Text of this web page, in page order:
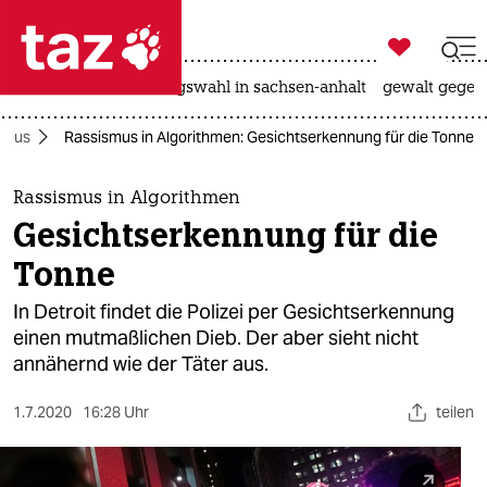
 taz zahl ich
taz zahl ich
themen
politik
öko
gesellschaft
sport

taz zahl ich
landtagswahl in sachsen-anhalt gewalt
Rassismus in Algorithmen: Gesichtserkennung für die Tonne
Rassismus in Algorithmen
Gesichtserkennung für die
Tonne
In Detroit findet die Polizei per Gesichtserkennung
einen mutmaßlichen Dieb. Der aber sieht nicht
annähernd wie der Täter aus.
1.7.2020 16:28 Uhr teilen